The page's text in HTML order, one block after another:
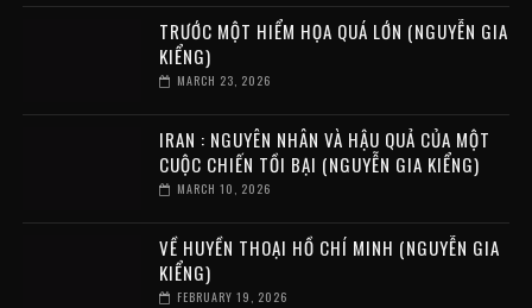
TRƯỚC MỘT HIỂM HỌA QUÁ LỚN (NGUYỄN GIA
KIỂNG)
MARCH 23, 2026
IRAN : NGUYÊN NHÂN VÀ HẬU QUẢ CỦA MỘT
CUỘC CHIẾN TỒI BẠI (NGUYỄN GIA KIỂNG)
MARCH 10, 2026
VỀ HUYỀN THOẠI HỒ CHÍ MINH (NGUYỄN GIA
KIỂNG)
FEBRUARY 19, 2026